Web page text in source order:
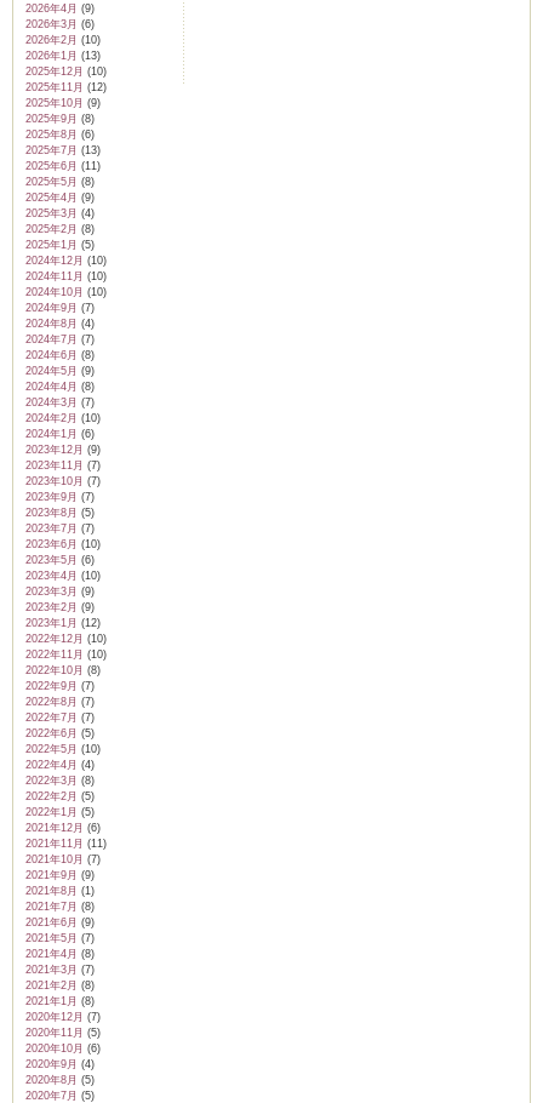
2026年4月 (9)
2026年3月 (6)
2026年2月 (10)
2026年1月 (13)
2025年12月 (10)
2025年11月 (12)
2025年10月 (9)
2025年9月 (8)
2025年8月 (6)
2025年7月 (13)
2025年6月 (11)
2025年5月 (8)
2025年4月 (9)
2025年3月 (4)
2025年2月 (8)
2025年1月 (5)
2024年12月 (10)
2024年11月 (10)
2024年10月 (10)
2024年9月 (7)
2024年8月 (4)
2024年7月 (7)
2024年6月 (8)
2024年5月 (9)
2024年4月 (8)
2024年3月 (7)
2024年2月 (10)
2024年1月 (6)
2023年12月 (9)
2023年11月 (7)
2023年10月 (7)
2023年9月 (7)
2023年8月 (5)
2023年7月 (7)
2023年6月 (10)
2023年5月 (6)
2023年4月 (10)
2023年3月 (9)
2023年2月 (9)
2023年1月 (12)
2022年12月 (10)
2022年11月 (10)
2022年10月 (8)
2022年9月 (7)
2022年8月 (7)
2022年7月 (7)
2022年6月 (5)
2022年5月 (10)
2022年4月 (4)
2022年3月 (8)
2022年2月 (5)
2022年1月 (5)
2021年12月 (6)
2021年11月 (11)
2021年10月 (7)
2021年9月 (9)
2021年8月 (1)
2021年7月 (8)
2021年6月 (9)
2021年5月 (7)
2021年4月 (8)
2021年3月 (7)
2021年2月 (8)
2021年1月 (8)
2020年12月 (7)
2020年11月 (5)
2020年10月 (6)
2020年9月 (4)
2020年8月 (5)
2020年7月 (5)